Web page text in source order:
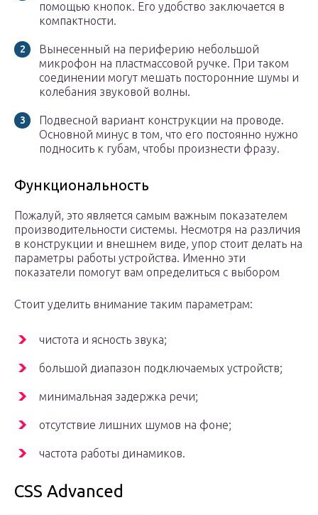
помощью кнопок. Его удобство заключается в
компактности.
Вынесенный на периферию небольшой
микрофон на пластмассовой ручке. При таком
соединении могут мешать посторонние шумы и
колебания звуковой волны.
Подвесной вариант конструкции на проводе.
Основной минус в том, что его постоянно нужно
подносить к губам, чтобы произнести фразу.
Функциональность
Пожалуй, это является самым важным показателем
производительности системы. Несмотря на различия
в конструкции и внешнем виде, упор стоит делать на
параметры работы устройства. Именно эти
показатели помогут вам определиться с выбором
Стоит уделить внимание таким параметрам:
чистота и ясность звука;
большой диапазон подключаемых устройств;
минимальная задержка речи;
отсутствие лишних шумов на фоне;
частота работы динамиков.
CSS Advanced